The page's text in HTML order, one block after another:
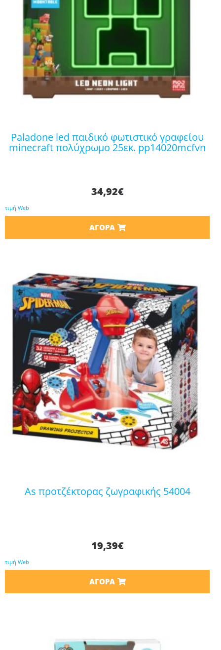
paladone led παιδικό φωτιστικό γραφείου
minecraft πολύχρωμο 25εκ. pp14020mcfvn
34,92€
τιμή Web
ΑΓΟΡΆ
as προτζέκτορας ζωγραφικής 54004
19,39€
τιμή Web
ΑΓΟΡΆ